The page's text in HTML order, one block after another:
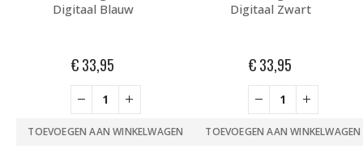
Digitaal Blauw
€33,95
TOEVOEGEN AAN WINKELWAGEN
Digitaal Zwart
€33,95
TOEVOEGEN AAN WINKELWAGEN